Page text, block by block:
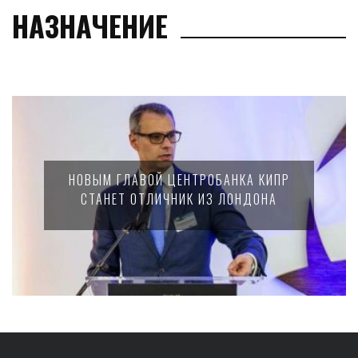
НАЗНАЧЕНИЕ
НОВЫМ ГЛАВОЙ ЦЕНТРОБАНКА КИПР
СТАНЕТ ОТЛИЧНИК ИЗ ЛОНДОНА